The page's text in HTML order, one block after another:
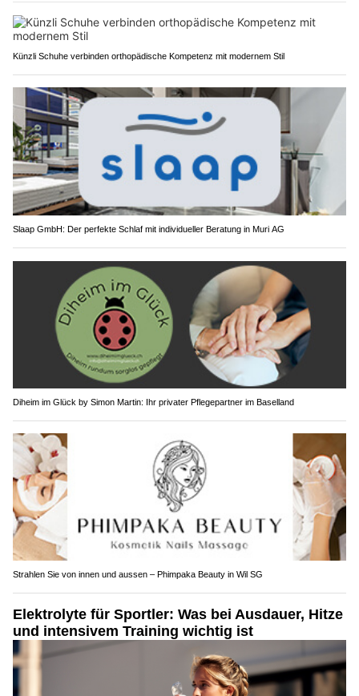
Künzli Schuhe verbinden orthopädische Kompetenz mit modernem Stil
Slaap GmbH: Der perfekte Schlaf mit individueller Beratung in Muri AG
Diheim im Glück by Simon Martin: Ihr privater Pflegepartner im Baselland
Strahlen Sie von innen und aussen – Phimpaka Beauty in Wil SG
Elektrolyte für Sportler: Was bei Ausdauer, Hitze
und intensivem Training wichtig ist